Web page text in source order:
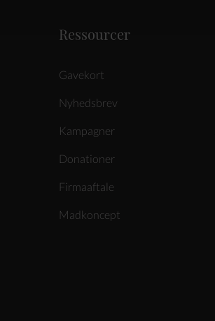
Ressourcer
Gavekort
Nyhedsbrev
Kampagner
Donationer
Firmaaftale
Madkoncept